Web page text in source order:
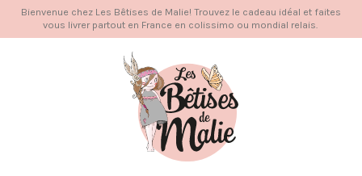
Bienvenue chez Les Bêtises de Malie! Trouvez le cadeau idéal et faites
vous livrer partout en France en colissimo ou mondial relais.